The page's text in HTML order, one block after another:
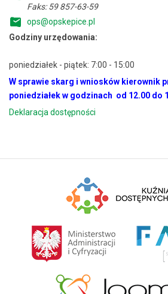
Faks: 59 857-63-59
ops@opskepice.pl
Godziny urzędowania:
poniedziałek - piątek: 7:00 - 15:00
W sprawie skarg i wniosków kierownik
poniedziałek w godzinach od 12.00 do
Deklaracja dostępności